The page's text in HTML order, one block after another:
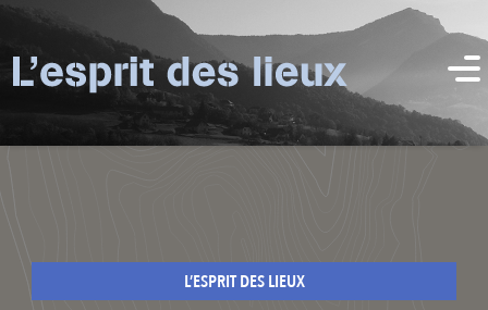
L’ESPRIT DES LIEUX